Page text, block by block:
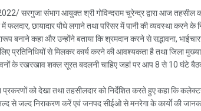
सरगुजा संभाग आयुक्त श्री गोविन्दराम चुरेन्द्र द्वारा आज तहसील
फलदार, छायादार पौधे लगाने तथा परिसर में पानी की व्यवस्था करने
बनाने कहा और उन्होंने बताया कि श्रमदान करने से सद्भावना,
प्रतिनिधियों से मिलकर कार्य करने की आवश्यकता है तथा जिला
भवनों के रखरखाव शक्ल सूरत बदलनी चाहिए जहां पर आप 8 से 10 घंटे
प्रकरणों को देखा तथा तहसीलदार को निर्देशित करते हुए कहा कि
से जल्द निराकरण करें एवं जनपद सीईओ से मनरेगा के कार्याे की